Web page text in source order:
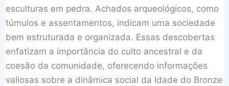
esculturas em pedra. Achados arqueológicos, como
túmulos e assentamentos, indicam uma sociedade
bem estruturada e organizada. Essas descobertas
enfatizam a importância do culto ancestral e da
coesão da comunidade, oferecendo informações
valiosas sobre a dinâmica social da Idade do Bronze